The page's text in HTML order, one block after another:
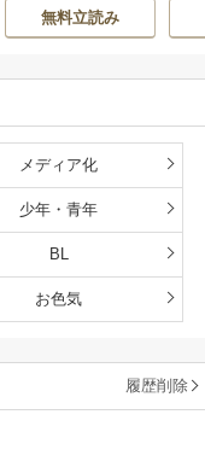
くなるチート能力
持ち転生者だけど
雄たちの母乳で成
房雪/ マップ
無料立読み
メディア化
少年・青年
BL
お色気
履歴削除